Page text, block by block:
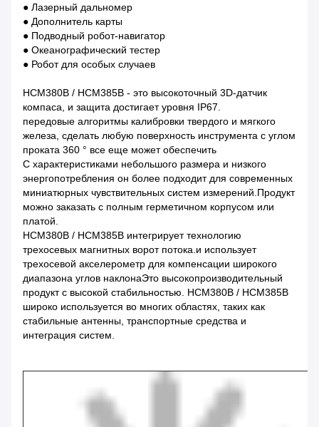
● Лазерный дальномер
● Дополнитель карты
● Подводный робот-навигатор
● Океанографический тестер
● Робот для особых случаев
HCM380B / HCM385B - это высокоточный 3D-датчик
компаса, и защита достигает уровня IP67.
передовые алгоритмы калибровки твердого и мягкого
железа, сделать любую поверхность инструмента с углом
проката 360 ° все еще может обеспечить
С характеристиками небольшого размера и низкого
энергопотребления он более подходит для современных
миниатюрных чувствительных систем измерений.Продукт
можно заказать с полным герметичном корпусом или
платой.
HCM380B / HCM385B интегрирует технологию
трехосевых магнитных ворот потока.и использует
трехосевой акселерометр для компенсации широкого
диапазона углов наклонаЭто высокопроизводительный
продукт с высокой стабильностью. HCM380B / HCM385B
широко используется во многих областях, таких как
стабильные антенны, транспортные средства и
интеграция систем.